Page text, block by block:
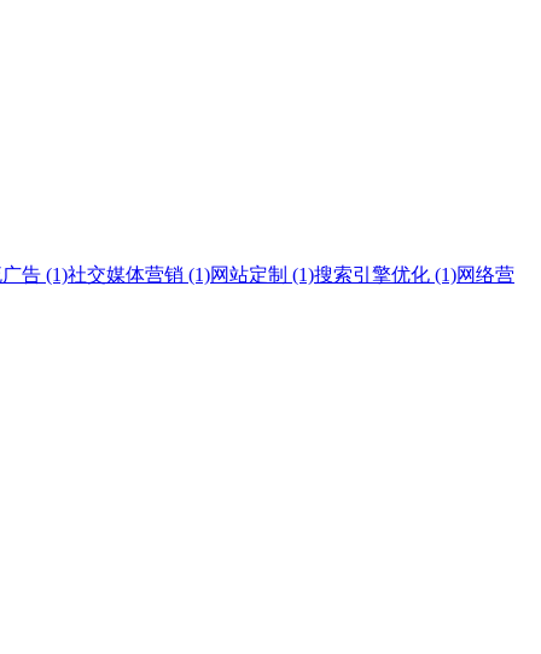
告 (1)社交媒体营销 (1)网站定制 (1)搜索引擎优化 (1)网络营